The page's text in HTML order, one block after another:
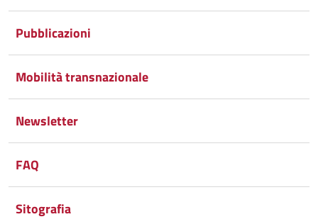
Pubblicazioni
Mobilità transnazionale
Newsletter
FAQ
Sitografia